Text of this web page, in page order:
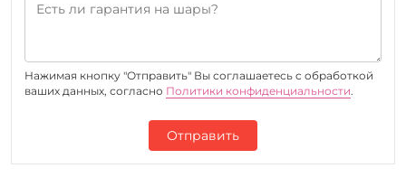
Нажимая кнопку "Отправить" Вы соглашаетесь c обработкой
ваших данных, согласно Политики конфиденциальности.
Отправить